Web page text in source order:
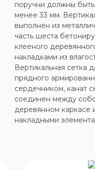
поручни должны
менее 33 мм.
выполнен из
часть шеста
клееного
накладками из
Вертикальная сетка
прядного
сердечником, канат
соединен между
деревянном каркасе
накладными